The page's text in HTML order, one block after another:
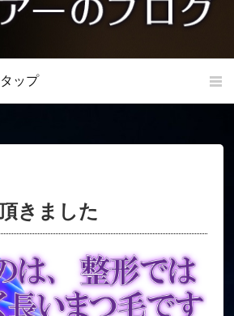
ップ
よくある質問
シーヘアーのブログ
きました